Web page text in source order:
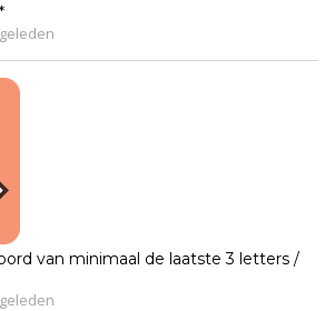
van minimaal de laatste 3 letters /